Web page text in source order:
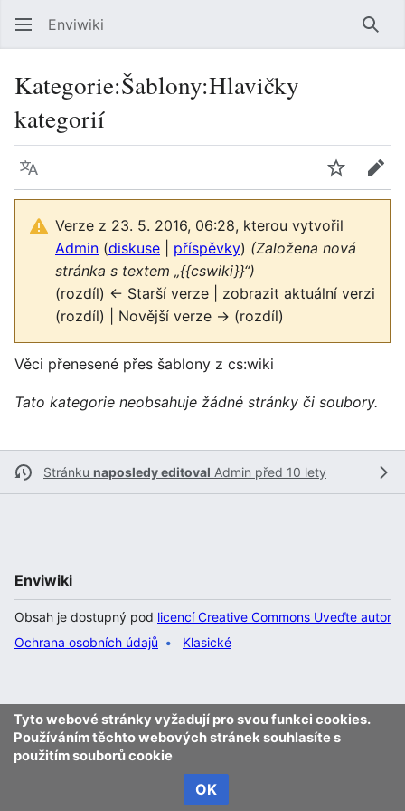
Enviwiki
Kategorie:Šablony:Hlavičky
kategorií
Jazyk Sledovat
Verze z 23. 5. 2016, 06:28, kterou vytvořil
Admin (diskuse příspěvky) (Založena nová
stránka s textem „{{cswiki}}“)
(rozdíl) ← Starší verze | zobrazit aktuální verzi
(rozdíl) | Novější verze → (rozdíl)
Věci přenesené přes šablony z cs:wiki
Tato kategorie neobsahuje žádné stránky či soubory.
Stránku naposledy editoval Admin před 10 lety
Tyto webové stránky vyžadují pro svou funkci cookies.
Používáním těchto webových stránek souhlasíte s
použitím souborů cookie
OK
Enviwiki
Obsah je dostupný pod licencí Creative Commons Uveďte
Ochrana osobních údajů
Klasické